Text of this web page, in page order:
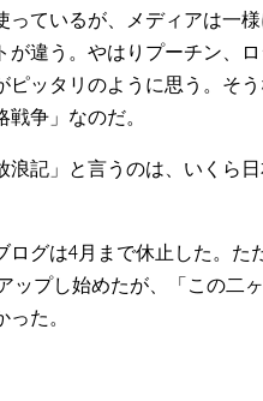
っているが、メディアは一
が違う。やはりプーチン、
ッタリのように思う。そ
争」なのだ。
浪記」と言うのは、いくら
ログは4月まで休止した。た
ップし始めたが、「この二
た。